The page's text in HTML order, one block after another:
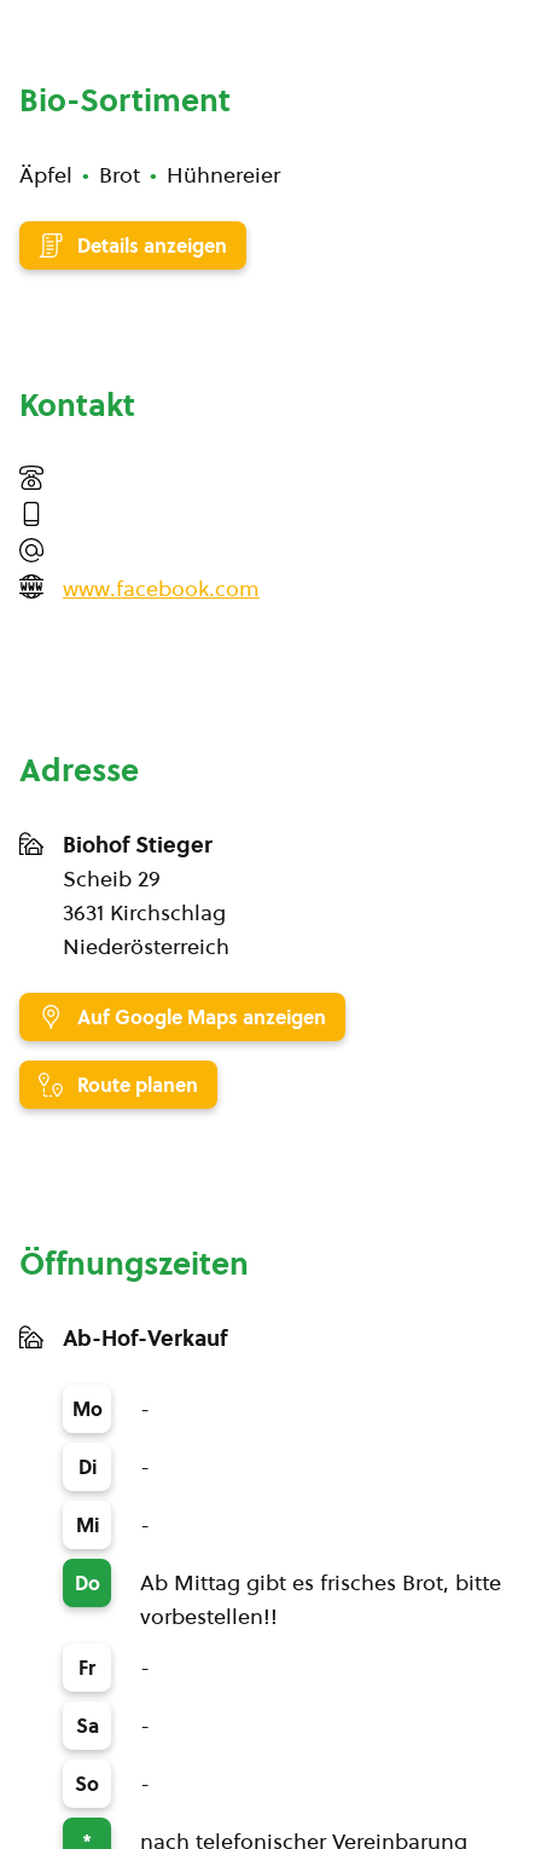
Bio-Sortiment
Äpfel Brot Hühnereier
Details anzeigen
Kontakt
www.facebook.com
Adresse
Biohof Stieger
Scheib 29
3631 Kirchschlag
Niederösterreich
Auf Google Maps anzeigen
Route planen
Öffnungszeiten
Ab-Hof-Verkauf
Mo -
Di -
Mi -
Do
Ab Mittag gibt es frisches Brot, bitte
vorbestellen!!
Fr -
Sa -
So -
* nach telefonischer Vereinbarung